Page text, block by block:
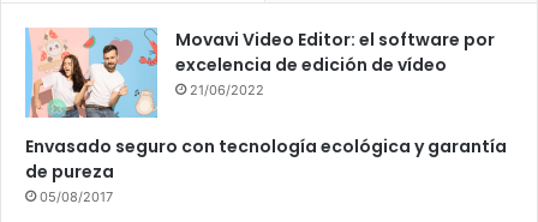
Movavi Video Editor: el software por
excelencia de edición de vídeo
21/06/2022
Envasado seguro con tecnología ecológica y garantía
de pureza
05/08/2017